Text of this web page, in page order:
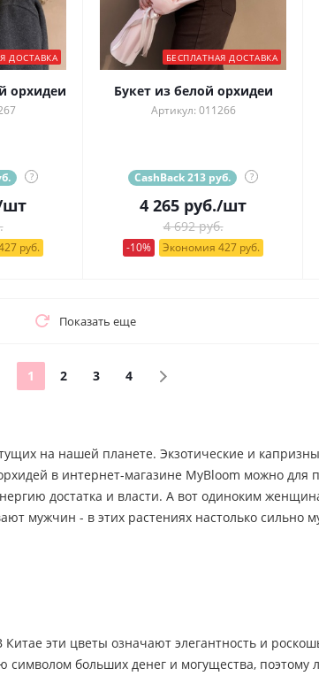
ДОСТАВКА
орхидеи
?
руб.
БЕСПЛАТНАЯ ДОСТАВКА
Букет из белой орхидеи
Артикул: 011266
CashBack 213 руб. ?
4 265 руб./шт
4 692 руб.
-10% Экономия 427 руб.
Показать еще
1 2 3 4
на нашей планете. Экзотические и
в интернет-магазине MyBloom можно
достатка и власти. А вот одиноким
мужчин - в этих растениях настолько сильно
эти цветы означают элегантность и
больших денег и могущества, поэтому